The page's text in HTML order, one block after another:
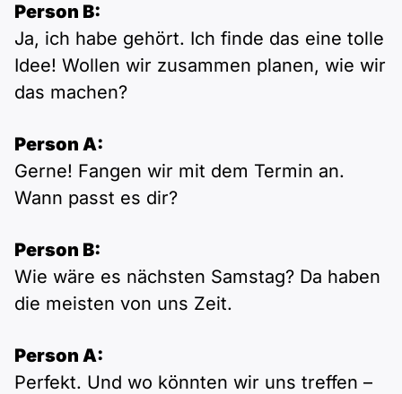
Person B:
Ja, ich habe gehört. Ich finde das eine tolle
Idee! Wollen wir zusammen planen, wie wir
das machen?
Person A:
Gerne! Fangen wir mit dem Termin an.
Wann passt es dir?
Person B:
Wie wäre es nächsten Samstag? Da haben
die meisten von uns Zeit.
Person A:
Perfekt. Und wo könnten wir uns treffen –